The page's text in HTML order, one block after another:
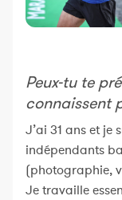
Peux-tu te
connaissent
J’ai 31 ans et je
indépendants
(photographie,
Je travaille